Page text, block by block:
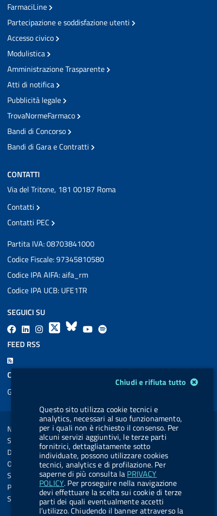
Chiudi e rifiuta tutto
Questo sito utilizza cookie tecnici e
analytics, necessari al suo funzionamento,
per i quali non è richiesto il consenso. Per
alcuni servizi aggiuntivi, le terze parti
fornitrici, dettagliatamente sotto
individuate, possono utilizzare cookies
tecnici, analytics e di profilazione. Per
saperne di più consulta la PRIVACY
POLICY. Per proseguire nella navigazione
devi effettuare la scelta sui cookie di terze
parti dei quali eventualmente accetti
l’utilizzo. Chiudendo il banner attraverso la
FarmaciLine
Partecipazione e soddisfazione utenti
Accesso civico
Modulistica
Amministrazione Trasparente
Atti di notifica
Pubblicità legale
TrovaNormeFarmaco
Bandi di Concorso
Bandi di Gara e Contratti
CONTATTI
Via del Tritone, 181 00187 Roma
Contatti
Contatti PEC
Partita IVA: 08703841000
Codice Fiscale: 97345810580
Codice IPA AIFA: aifa_rm
Codice IPA UCB: UFE1TR
SEGUICI SU
F
a
e
L
i
k
e
b
u
t
t
o
n
.
i
n
X
B
e
y
Y
t
e
l
e
b
u
t
t
o
n
.
s
p
FEED RSS
e
COOKIES
Gestione cookie
Sezione Link Utili
Note legali
Social Media Policy
Dichiarazione di accessibilità
Obiettivi di accessibilità
Statistiche sito
Privacy
Servizi Online